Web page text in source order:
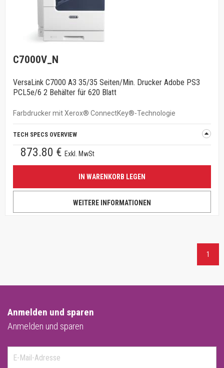
C7000V_N
VersaLink C7000 A3 35/35 Seiten/Min. Drucker Adobe PS3
PCL5e/6 2 Behälter für 620 Blatt
Farbdrucker mit Xerox® ConnectKey®-Technologie
TECH SPECS OVERVIEW
873.80 € Exkl. MwSt
IN WARENKORB LEGEN
WEITERE INFORMATIONEN
1
Anmelden und sparen
Anmelden und sparen